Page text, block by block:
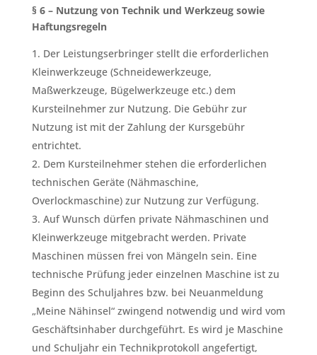
§ 6 – Nutzung von Technik und Werkzeug sowie
Haftungsregeln
Der Leistungserbringer stellt die erforderlichen
Kleinwerkzeuge (Schneidewerkzeuge,
Maßwerkzeuge, Bügelwerkzeuge etc.) dem
Kursteilnehmer zur Nutzung. Die Gebühr zur
Nutzung ist mit der Zahlung der Kursgebühr
entrichtet.
Dem Kursteilnehmer stehen die erforderlichen
technischen Geräte (Nähmaschine,
Overlockmaschine) zur Nutzung zur Verfügung.
Auf Wunsch dürfen private Nähmaschinen und
Kleinwerkzeuge mitgebracht werden. Private
Maschinen müssen frei von Mängeln sein. Eine
technische Prüfung jeder einzelnen Maschine ist zu
Beginn des Schuljahres bzw. bei Neuanmeldung
„Meine Nähinsel“ zwingend notwendig und wird vom
Geschäftsinhaber durchgeführt. Es wird je Maschine
und Schuljahr ein Technikprotokoll angefertigt,